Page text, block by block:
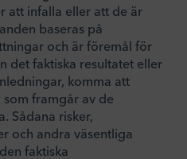
att infalla eller att de är
baseras på
och är föremål för
det faktiska resultatet eller
komma att
framgår av de
Sådana risker,
och andra väsentliga
faktiska